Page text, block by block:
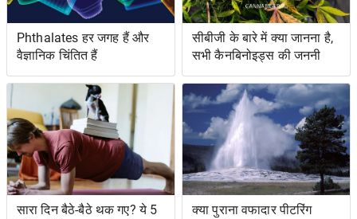
Phthalates हर जगह हैं और
वैज्ञानिक चिंतित हैं
सीबीजी के बारे में क्या जानना है,
सभी कैनबिनोइड्स की जननी
सारा दिन बैठे-बैठे थक गए? ये 5
क्या पुराना वफादार पीटरिंग